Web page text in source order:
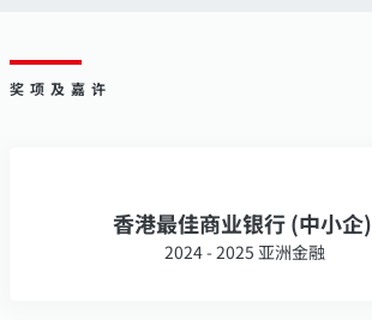
奖项及嘉许
香港最佳商业银行 (中小企)
2024 - 2025 亚洲金融